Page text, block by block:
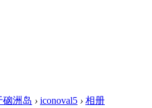
硇洲岛 › iconoval5 › 相册